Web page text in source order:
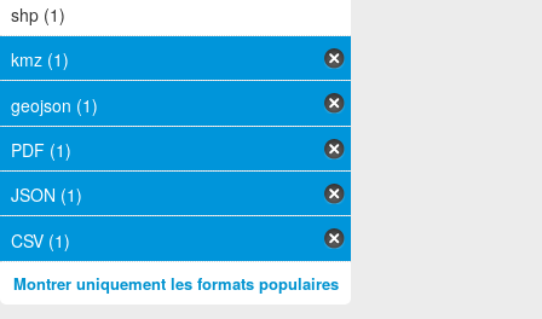
shp (1)
kmz (1)
geojson (1)
PDF (1)
JSON (1)
CSV (1)
Montrer uniquement les formats populaires